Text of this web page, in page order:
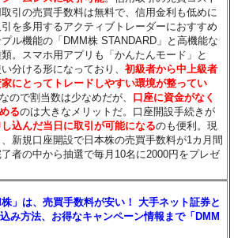
引の売買手数料は無料で、信用金利も低めに
を多用するアクティブトレーダーにおすすめ
ル機能の「DMM株 STANDARD」と高機能な
。スマホ用アプリも「かんたんモード」と
い分ける形になっており、初級者から中上級者
にとってトレードしやすい環境が整ってい
ので割当数は少なめだが、 口座に資金がなく
るのは大きなメリットだ。口座開設手続きが
込んだ当日に取引が可能になるのも便利。現
新規口座開設で日本株の売買手数料が1カ月間
者の中から抽選で毎月10名に2000円をプレゼ
」は、売買手数料が安い！ 大手ネット証券と
み方法、お得なキャンペーン情報まで「DMM